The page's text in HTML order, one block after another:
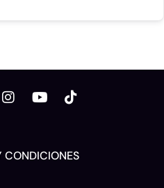
CONDICIONES